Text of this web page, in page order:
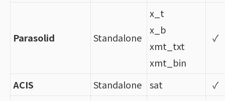
Parasolid Standalone
x_t
x_b
xmt_txt
xmt_bin
✓
ACIS Standalone sat
✓